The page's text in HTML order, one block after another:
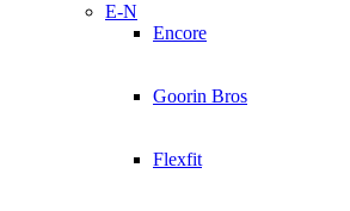
E-N
Encore
Goorin Bros
Flexfit